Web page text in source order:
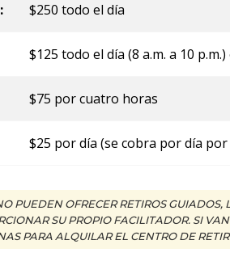
$250 todo el día
$125 todo el día (8 a.m. a 10
$75 por cuatro horas
$25 por día (se cobra por día
PUEDEN OFRECER RETIROS GUIADOS,
SU PROPIO FACILITADOR. SI
PARA ALQUILAR EL CENTRO DE